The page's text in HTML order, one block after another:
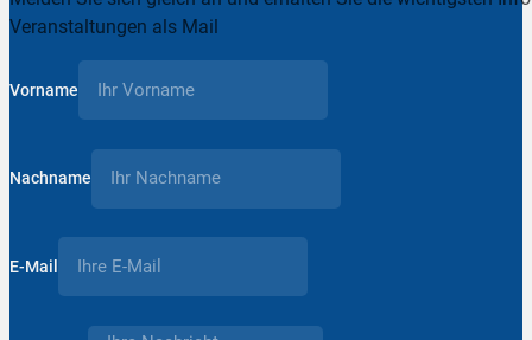
Veranstaltungen als Mail
Vorname
Nachname
E-Mail